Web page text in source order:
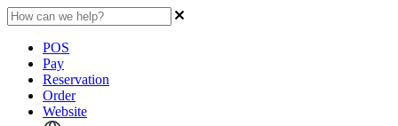
POS
Pay
Reservation
Order
Website